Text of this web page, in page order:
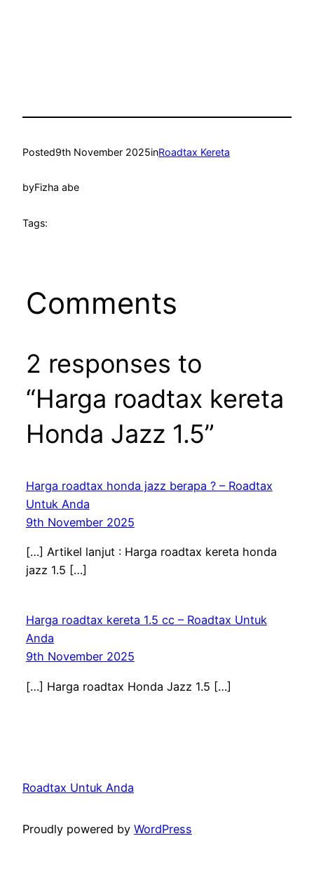
Posted9th November 2025inRoadtax Kereta
byFizha abe
Tags:
Comments
2 responses to
“Harga roadtax kereta
Honda Jazz 1.5”
Harga roadtax honda jazz berapa ? – Roadtax
Untuk Anda
9th November 2025
[…] Artikel lanjut : Harga roadtax kereta honda
jazz 1.5 […]
Harga roadtax kereta 1.5 cc – Roadtax Untuk
Anda
9th November 2025
[…] Harga roadtax Honda Jazz 1.5 […]
Roadtax Untuk Anda
Proudly powered by WordPress